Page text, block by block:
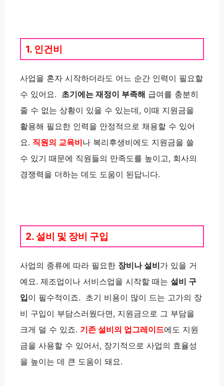
1. 인건비
사업을 혼자 시작하더라도 어느 순간 인력이 필요할
수 있어요. 초기에는 재정이 부족해 급여를 충분히
줄 수 없는 상황이 있을 수 있는데, 이때 지원금을
활용해 필요한 인력을 안정적으로 채용할 수 있어
요. 직원의 교육비나 복리후생비에도 지원금을 쓸
수 있기 때문에 직원들의 만족도를 높이고, 회사의
경쟁력을 더하는 데도 도움이 된답니다.
2. 설비 및 장비 구입
사업의 종류에 따라 필요한 장비나 설비가 있을 거
예요. 제조업이나 서비스업을 시작할 때는 설비 구
입이 필수적이죠. 초기 비용이 많이 드는 고가의 장
비 구입이 부담스러웠다면, 지원금으로 그 부담을
크게 덜 수 있죠. 기존 설비의 업그레이드에도 지원
금을 사용할 수 있어서, 장기적으로 사업의 효율성
을 높이는 데 큰 도움이 돼요.